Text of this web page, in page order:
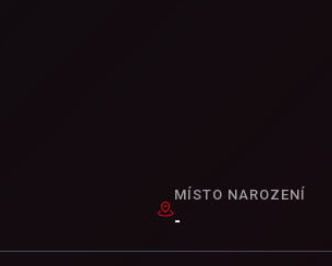
MÍSTO NAROZENÍ
-